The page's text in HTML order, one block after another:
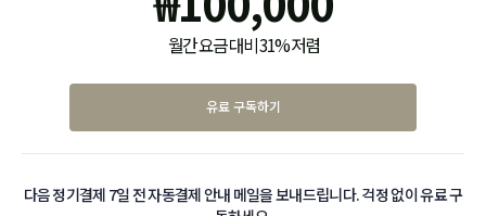
월간 요금 대비 31% 저렴
유료 구독하기
다음 정기결제 7일 전 자동결제 안내 메일을 보내드립니다. 걱정 없이 유료 구